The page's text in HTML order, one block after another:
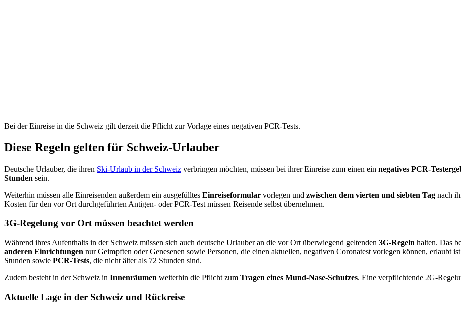
Bei der Einreise in die Schweiz gilt derzeit die Pflicht zur Vorlage eines negativen PCR-Tests.
Diese Regeln gelten für Schweiz-Urlauber
Deutsche Urlauber, die ihren Ski-Urlaub in der Schweiz verbringen möchten, müssen bei ihrer Einreise zum einen ein negatives PCR-
Stunden sein.
Weiterhin müssen alle Einreisenden außerdem ein ausgefülltes Einreiseformular vorlegen und zwischen dem vierten und siebten Tag nach
Kosten für den vor Ort durchgeführten Antigen- oder PCR-Test müssen Reisende selbst übernehmen.
3G-Regelung vor Ort müssen beachtet werden
Während ihres Aufenthalts in der Schweiz müssen sich auch deutsche Urlauber an die vor Ort überwiegend geltenden 3G-Regeln halten. Das
anderen Einrichtungen nur Geimpften oder Genesenen sowie Personen, die einen aktuellen, negativen Coronatest vorlegen können, erlaubt
Stunden sowie PCR-Tests, die nicht älter als 72 Stunden sind.
Zudem besteht in der Schweiz in Innenräumen weiterhin die Pflicht zum Tragen eines Mund-Nase-Schutzes. Eine verpflichtende 2G-
Aktuelle Lage in der Schweiz und Rückreise